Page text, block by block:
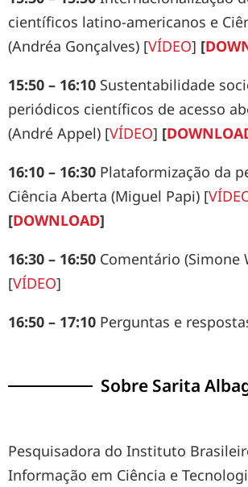
científicos latino-americanos e
(Andréa Gonçalves) [VÍDEO] [
15:50 – 16:10 Sustentabilidade
periódicos científicos de acesso
(André Appel) [VÍDEO] [
16:10 – 16:30 Plataformização da
Ciência Aberta (Miguel Papi) [
[DOWNLOAD]
16:30 – 16:50 Comentário (Simone
[VÍDEO]
16:50 – 17:10 Perguntas e
Sobre Sarita
Pesquisadora do Instituto
Informação em Ciência e